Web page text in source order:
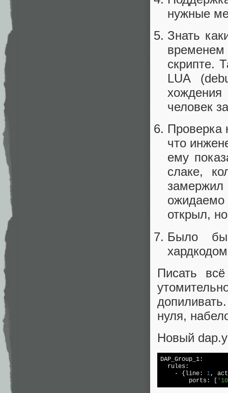
нужные
Знать
скрипте.
LUA
человек
Проверка
что
ему
слаке,
замержил
ожидаемо
открыл,
Было бы
Писать
нуля,
Новый
DAP_Group_1:
rules:
- {line: 1,
    	ports: [